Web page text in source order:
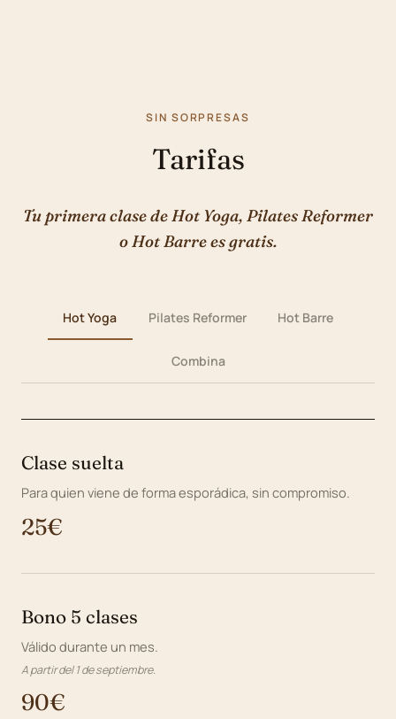
SIN SORPRESAS
Tarifas
Tu primera clase de Hot Yoga, Pilates Reformer
o Hot Barre es gratis.
Hot Yoga Pilates Reformer Hot Barre
Combina
Clase suelta
Para quien viene de forma esporádica, sin compromiso.
25€
Bono 5 clases
Válido durante un mes.
A partir del 1 de septiembre.
90€